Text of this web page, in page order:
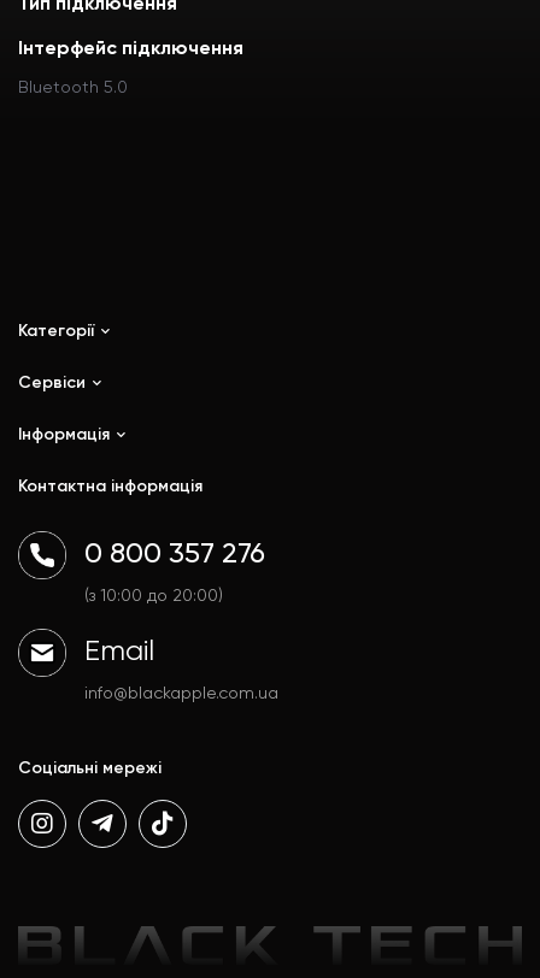
Тип підключення
Інтерфейс підключення
Bluetooth 5.0
Категорії
iPhone
iPad
Watch
Гаджети
Аксесуари
Сервіси
Ремонт
Trade In
Інформація
Доставка і оплата
Договір публічної оферти
Політика конфіденційності
Контактна інформація
0 800 357 276
(з 10:00 до 20:00)
Email
info@blackapple.com.ua
Соціальні мережі